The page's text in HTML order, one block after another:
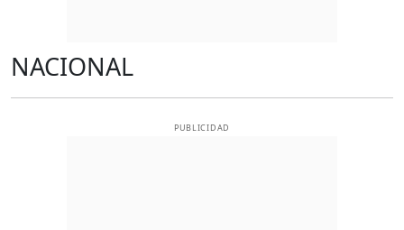
NACIONAL
PUBLICIDAD